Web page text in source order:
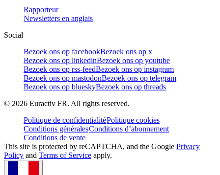
Rapporteur
Newsletters en anglais
Social
Bezoek ons op facebookBezoek ons op x
Bezoek ons op linkedinBezoek ons op youtube
Bezoek ons op rss-feedBezoek ons op instagram
Bezoek ons op mastodonBezoek ons op telegram
Bezoek ons op blueskyBezoek ons op threads
© 2026 Euractiv FR. All rights reserved.
Politique de confidentialitéPolitique cookies
Conditions généralesConditions d’abonnement
Conditions de vente
This site is protected by reCAPTCHA, and the Google Privacy
Policy and Terms of Service apply.